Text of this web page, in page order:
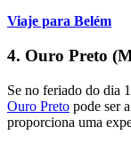
Viaje para Belém
4. Ouro Preto
Se no feriado do dia
Ouro Preto pode ser
proporciona uma